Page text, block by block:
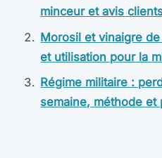
minceur et avis
Morosil et vinaigre
et utilisation pour la
Régime militaire :
semaine, méthode et